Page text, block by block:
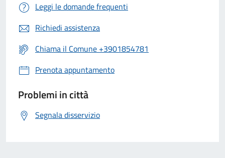
Leggi le domande frequenti
Richiedi assistenza
Chiama il Comune +3901854781
Prenota appuntamento
Problemi in città
Segnala disservizio